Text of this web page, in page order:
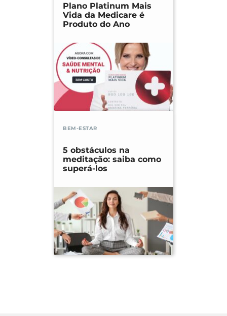
Plano Platinum Mais
Vida da Medicare é
Produto do Ano
BEM-ESTAR
5 obstáculos na
meditação: saiba como
superá-los